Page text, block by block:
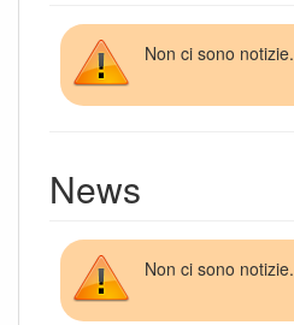
Non ci sono notizie.
News
Non ci sono notizie.